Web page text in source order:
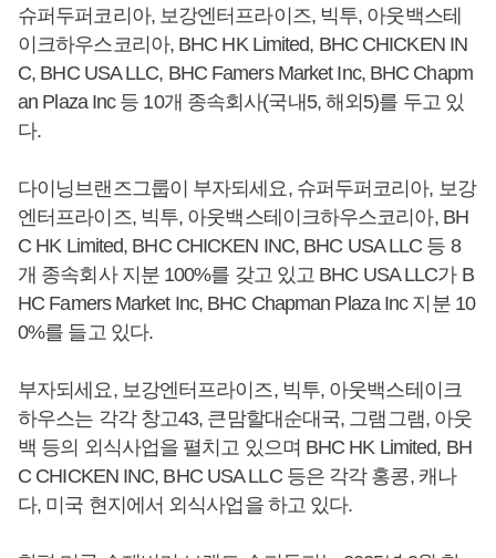
슈퍼두퍼코리아, 보강엔터프라이즈, 빅투, 아웃백스테
이크하우스코리아, BHC HK Limited, BHC CHICKEN IN
C, BHC USA LLC, BHC Famers Market Inc, BHC Chapm
an Plaza Inc 등 10개 종속회사(국내5, 해외5)를 두고 있
다.
다이닝브랜즈그룹이 부자되세요, 슈퍼두퍼코리아, 보강
엔터프라이즈, 빅투, 아웃백스테이크하우스코리아, BH
C HK Limited, BHC CHICKEN INC, BHC USA LLC 등 8
개 종속회사 지분 100%를 갖고 있고 BHC USA LLC가 B
HC Famers Market Inc, BHC Chapman Plaza Inc 지분 10
0%를 들고 있다.
부자되세요, 보강엔터프라이즈, 빅투, 아웃백스테이크
하우스는 각각 창고43, 큰맘할대순대국, 그램그램, 아웃
백 등의 외식사업을 펼치고 있으며 BHC HK Limited, BH
C CHICKEN INC, BHC USA LLC 등은 각각 홍콩, 캐나
다, 미국 현지에서 외식사업을 하고 있다.